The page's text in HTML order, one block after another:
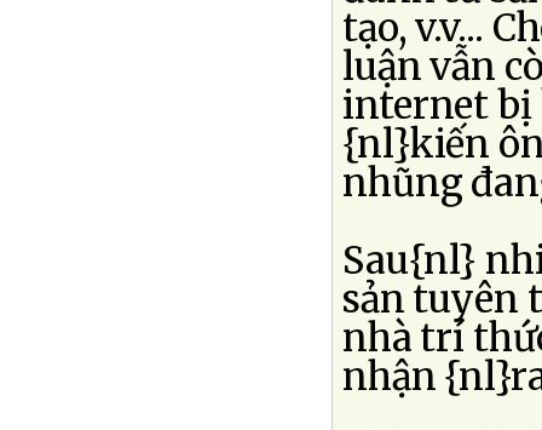
tạo, v.v...
luận vẫn
internet bị
{nl}kiến
nhũng
Sau{nl}
sản tuyên
nhà trí
nhận